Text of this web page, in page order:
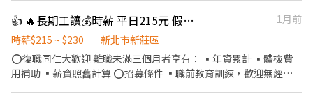
門市支援 🌙🌙夜班說明🌙🌙 工作型態：為每日跑點約3–10家門市，
跑點距離約16km內 需可配合(早班/晚班)擇一於門市安排受訓 🔔需
有機車&駕照🔔 ⸻ ✅工作時間： 🔹早班：07:00-12:00、07:30-
12:30、08:00-13:00、08:30-13:30 🔹晚班：17:30-22:30、17:30-
👍 🔥長期工讀💰時薪 平日215元 假日230元【壽司郎💥新莊中平店】🎉學生打工
1月前
時薪$215 ~ $230
新北市新莊區
⭕復職同仁大歡迎 離職未滿三個月者享有： ▪年資累計 ▪體檢費
用補助 ▪薪資照舊計算 ⭕招募條件 ▪職前教育訓練，歡迎無經驗